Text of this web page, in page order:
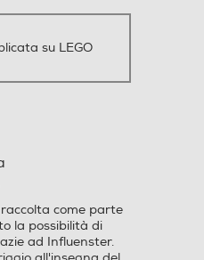
su LEGO
come parte
la possibilità di
ad Influenster.